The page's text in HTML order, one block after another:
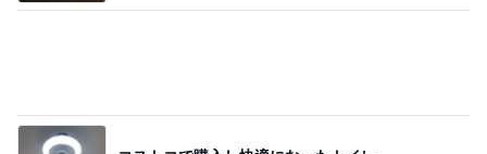
海外旅行で実感した日本の便利さ
Amebaトピックス 1日前